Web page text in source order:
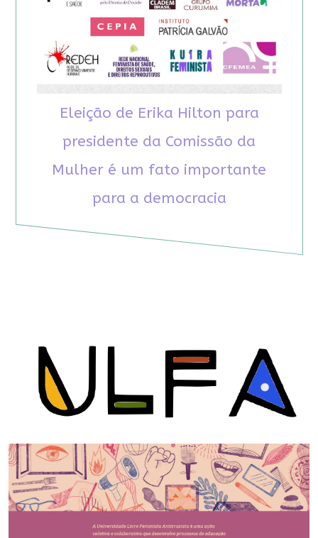
Eleição de Erika Hilton para
presidente da Comissão da
Mulher é um fato importante
para a democracia